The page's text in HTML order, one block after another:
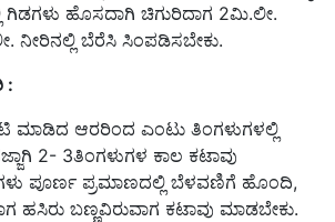
ಹೊಸದಾಗಿ ಚಿಗುರಿದಾಗ 2ಮಿ.ಲೀ.
ನೀರಿನಲ್ಲಿ ಬೆರೆಸಿ ಸಿಂಪಡಿಸಬೇಕು.
:
ಆರರಿಂದ ಎಂಟು ತಿಂಗಳುಗಳಲ್ಲಿ
2- 3ತಿಂಗಳುಗಳ ಕಾಲ ಕಟಾವು
ಪೂರ್ಣ ಪ್ರಮಾಣದಲ್ಲಿ ಬೆಳವಣಿಗೆ ಹೊಂದಿ,
ಹಸಿರು ಬಣ್ಣವಿರುವಾಗ ಕಟಾವು ಮಾಡಬೇಕು.